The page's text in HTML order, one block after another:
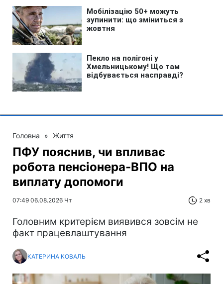
Головна » Життя
ПФУ пояснив, чи впливає
робота пенсіонера-ВПО на
виплату допомоги
07:49 06.08.2026 Чт 2 хв
Головним критерієм виявився зовсім не
факт працевлаштування
КАТЕРИНА КОВАЛЬ